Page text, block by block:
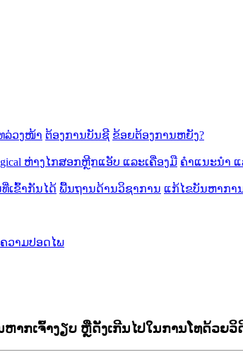
ລ່ວງໜ້າ ຕ້ອງການບັນຊີ ຂ້ອຍຕ້ອງການຫຍັງ?
ຫ່າງ​ໄກ​ສອກ​ຫຼີກ​ແອັບ ແລະເຄື່ອງມື ຄຳແນະນຳ ແ
ເຂົ້າກັນໄດ້ ພື້ນຖານດ້ານວິຊາການ ແກ້ໄຂບັນຫາກາ
ຄວາມປອດໄພ
ກເຈົ້າງຽບ ຫຼືດັງເກີນໄປໃນການໂທດ້ວຍວິ